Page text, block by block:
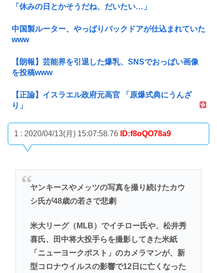
「休みの日とかそうだね、だいたい…」
中国製ルーター、やっぱりバックドアが仕込まれていた
www
【朗報】芸能界を引退した爆乳、SNSでおっぱい画像
を投稿www
【正論】イスラエル政府元高官 「原爆式典にうんざ
り」
1 : 2020/04/13(月) 15:07:58.76 ID:f8oQO78a9
ヤンキースやメッツの写真を撮り続けたカウ
シ氏が48歳の若さで悲劇
米大リーグ（MLB）でイチロー氏や、松井秀
喜氏、田中将大投手らを撮影してきた米紙
「ニューヨークポスト」のカメラマンが、新
型コロナウイルスの影響で12日に亡くなった